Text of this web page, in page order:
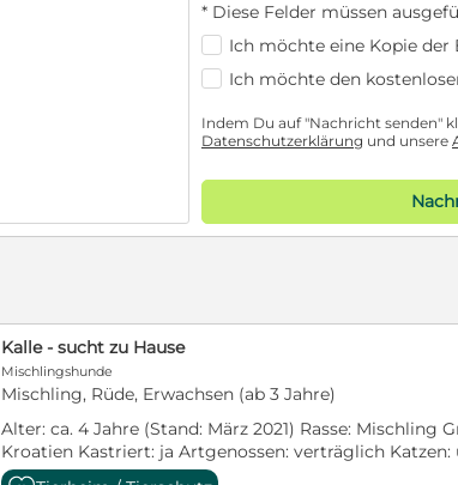
* Diese Felder müssen
Ich möchte eine Kopie der
Ich möchte den
Indem Du auf "Nachricht senden"
Datenschutzerklärung und unsere
Kalle - sucht zu Hause
Mischlingshunde
Mischling, Rüde, Erwachsen (ab 3 Jahre)
Alter: ca. 4 Jahre (Stand: März 2021) Rasse: Mischling
Kroatien Kastriert: ja Artgenossen: verträglich
Als ich auf der Straße gefunden wurde war ich dünn,